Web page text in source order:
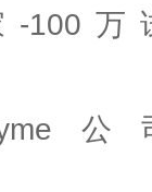
100万